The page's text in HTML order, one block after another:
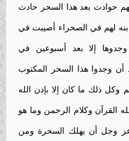
حوادث بعد هذا السحر حادث
ابنه لهم في الصحراء أصيبت في
إلا بعد أسبوعين في
أن وجدوا هذا السحر المكتوب
وكل ذلك ما كان إلا بإذن الله
القرآن وكلام الرحمن وما هو
عز وجل أن يهلك السحرة ومن